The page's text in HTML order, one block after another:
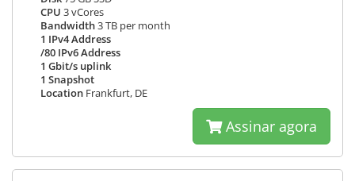
CPU 3 vCores
Bandwidth3 TB per month
1 IPv4 Address
/80 IPv6 Address
1 Gbit/s uplink
1 Snapshot
Location Frankfurt, DE
Assinar agora